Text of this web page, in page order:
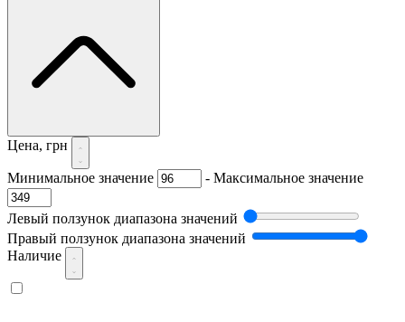
Цена, грн
Минимальное значение - Максимальное значение
Левый ползунок диапазона значений
Правый ползунок диапазона значений
Наличие